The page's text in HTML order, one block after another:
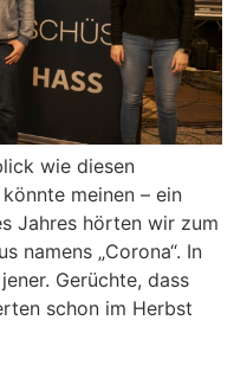
wie diesen
meinen – ein
Jahres hörten wir zum
namens „Corona“. In
Gerüchte, dass
schon im Herbst